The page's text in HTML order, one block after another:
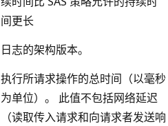
间更长
日志的架构版本。
执行所请求操作的总时间（以毫秒
为单位）。 此值不包括网络延迟
（读取传入请求和向请求者发送响